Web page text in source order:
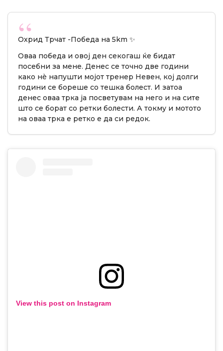
Охрид Трчат -Победа на 5km ✨
Оваа победа и овој ден секогаш ќе бидат
посебни за мене. Денес се точно две години
како нѐ напушти мојот тренер Невен, кој долги
години се бореше со тешка болест. И затоа
денес оваа трка ја посветувам на него и на сите
што се борат со ретки болести. А токму и мотото
на оваа трка е ретко е да си редок.
View this post on Instagram